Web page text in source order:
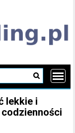
lekkie i